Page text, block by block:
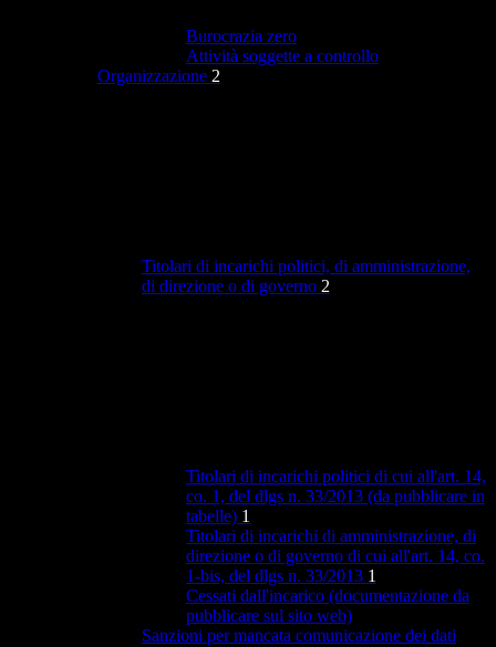
Burocrazia zero
Attività soggette a controllo
Organizzazione 2
Titolari di incarichi politici, di amministrazione,
di direzione o di governo 2
Titolari di incarichi politici di cui all'art. 14,
co. 1, del dlgs n. 33/2013 (da pubblicare in
tabelle) 1
Titolari di incarichi di amministrazione, di
direzione o di governo di cui all'art. 14, co.
1-bis, del dlgs n. 33/2013 1
Cessati dall'incarico (documentazione da
pubblicare sul sito web)
Sanzioni per mancata comunicazione dei dati